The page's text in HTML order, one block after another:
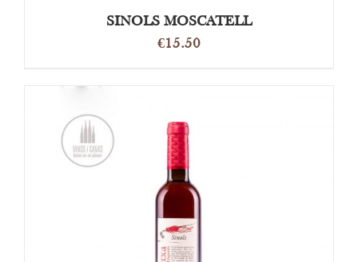
SINOLS MOSCATELL
€15.50
TOEVOEGEN AAN WINKELWAGEN